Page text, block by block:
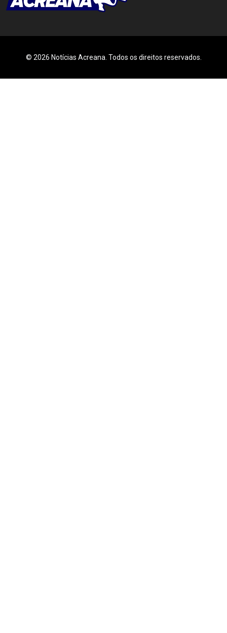
© 2026 Notícias Acreana. Todos os direitos reservados.